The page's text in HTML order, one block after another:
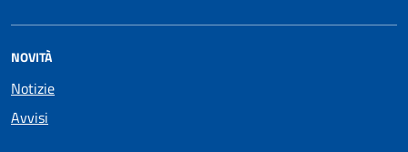
NOVITÀ
Notizie
Avvisi